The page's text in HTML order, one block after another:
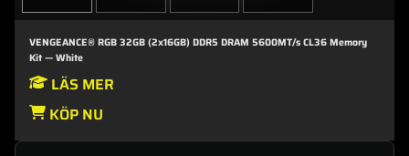
VENGEANCE® RGB 32GB (2x16GB) DDR5 DRAM 5600MT/s CL36 Memory
Kit — White
LÄS MER
KÖP NU